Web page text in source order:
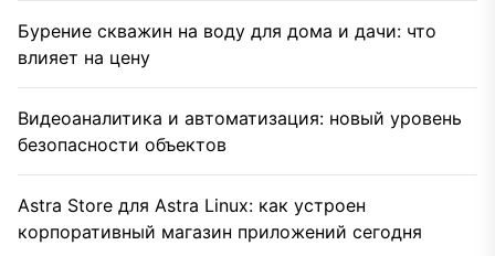
Бурение скважин на воду для дома и дачи: что
влияет на цену
Видеоаналитика и автоматизация: новый уровень
безопасности объектов
Astra Store для Astra Linux: как устроен
корпоративный магазин приложений сегодня